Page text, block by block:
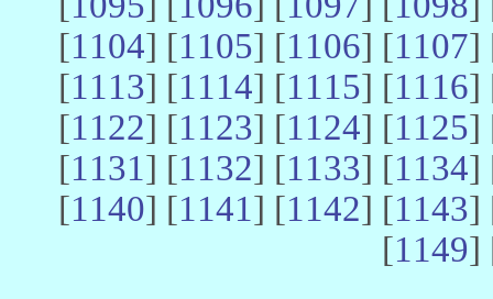
[1104] [1105] [1106] [1107]
[1113] [1114] [1115] [1116]
[1122] [1123] [1124] [1125]
[1131] [1132] [1133] [1134]
[1140] [1141] [1142] [1143]
[1149]